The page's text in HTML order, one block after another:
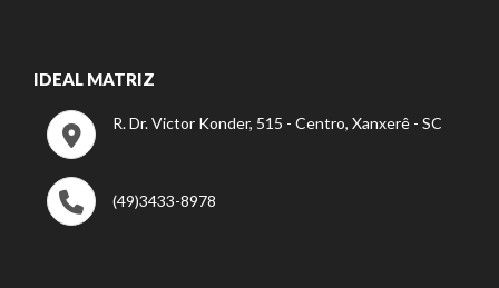
IDEAL MATRIZ
R. Dr. Victor Konder, 515 - Centro, Xanxerê - SC
(49)3433-8978